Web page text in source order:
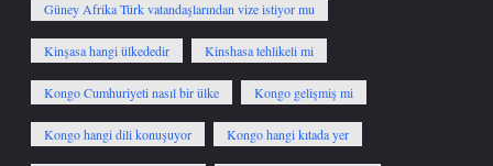
Güney Afrika Türk vatandaşlarından vize istiyor mu
Kinşasa hangi ülkededir Kinshasa tehlikeli mi
Kongo Cumhuriyeti nasıl bir ülke Kongo gelişmiş mi
Kongo hangi dili konuşuyor Kongo hangi kıtada yer